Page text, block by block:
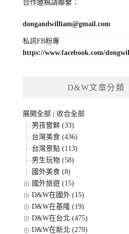
合作邀稿請聯繫：
dongandwilliam@gmail.com
私訊FB粉專
https://www.facebook.com/
D&W文章分類
展開全部
收合全部
男孩嘗鮮 (33)
台灣美食 (436)
台灣景點 (113)
男生玩物 (58)
國外美食 (8)
國外旅遊 (15)
D&W在國外 (15)
D&W在基隆 (19)
D&W在台北 (475)
D&W在新北 (279)